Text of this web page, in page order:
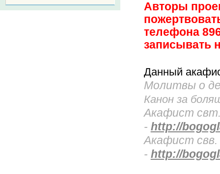
Авторы
телефона
записывать
Данный
Молитвы о
Канон за
Акафист
- http://
Акафист свв.
- http://